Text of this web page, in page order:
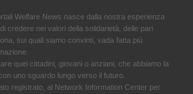
Welfare News nasce dalla nostra esperienza
credere nei valori della solidarietà, delle pari
sui quali siamo convinti, vada fatta più
quei cittadini, giovani o anziani, che abbiamo la
uno sguardo lungo verso il futuro.
registrato, al Network Information Center per